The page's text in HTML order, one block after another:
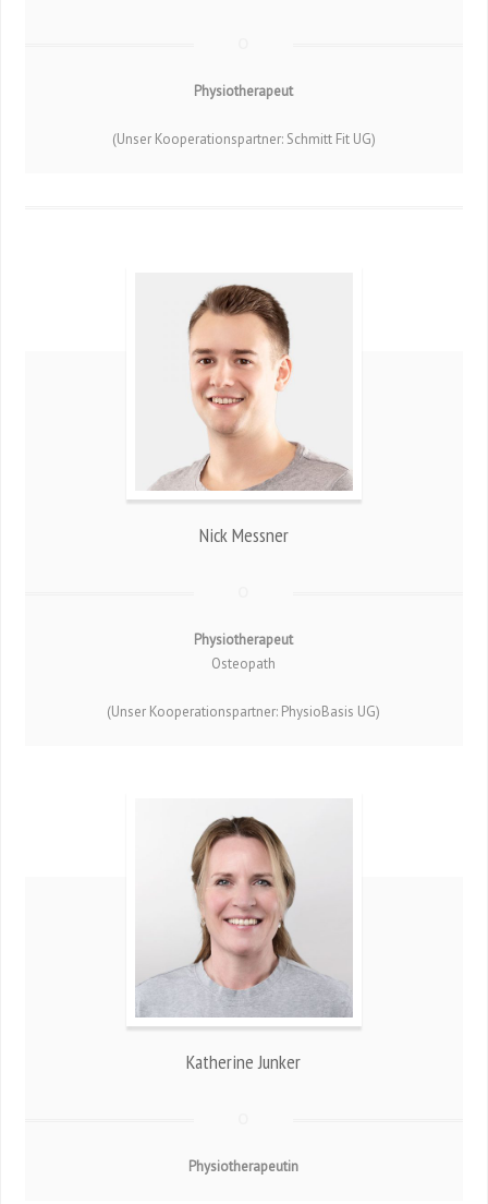
Physiotherapeut
(Unser Kooperationspartner: Schmitt Fit UG)
Nick Messner
Physiotherapeut
Osteopath
(Unser Kooperationspartner: PhysioBasis UG)
Katherine Junker
Physiotherapeutin